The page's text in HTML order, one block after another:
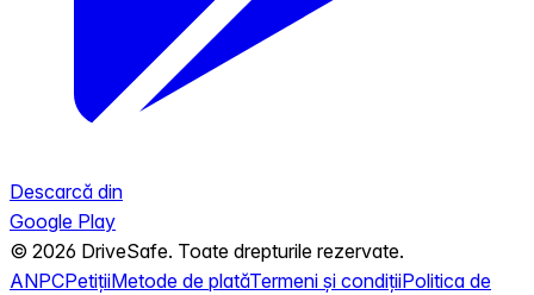
Descarcă din
Google Play
© 2026 DriveSafe. Toate drepturile rezervate.
ANPCPetițiiMetode de platăTermeni și condițiiPolitica de